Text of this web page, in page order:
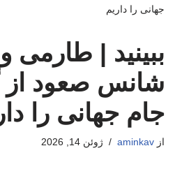
جهانی را داریم
ببینید |
شانس صعود از
جام جهانی را
از aminkav ژوئن 14, 2026